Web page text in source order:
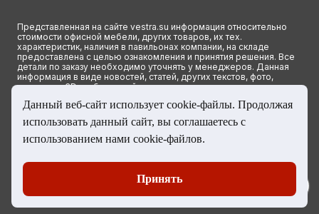
Представленная на сайте vestra.su информация относительно
стоимости офисной мебели, других товаров, их тех.
характеристик, наличия в павильонах компании, на складе
предоставлена с целью ознакомления и принятия решения. Все
детали по заказу необходимо уточнять у менеджеров. Данная
информация в виде новостей, статей, других текстов, фото,
картинок и 3D изображений ни при каких условиях не является
положениями ст. 437(2) Гражданского кодекса РФ.
© 2023 Группа компаний ВЕСТРА. Все права сайта защищены
Данный веб-сайт использует cookie-файлы. Продолжая
использовать данный сайт, вы соглашаетесь с
использованием нами cookie-файлов.
Принять